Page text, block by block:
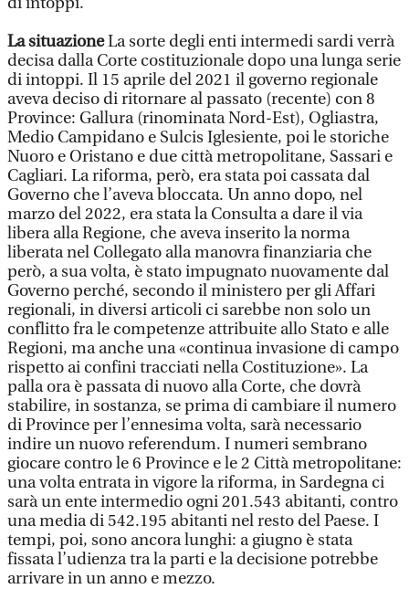
La situazioneLa sorte degli enti intermedi sardi verrà
decisa dalla Corte costituzionale dopo una lunga serie
di intoppi. Il 15 aprile del 2021 il governo regionale
aveva deciso di ritornare al passato (recente) con 8
Province: Gallura (rinominata Nord-Est), Ogliastra,
Medio Campidano e Sulcis Iglesiente, poi le storiche
Nuoro e Oristano e due città metropolitane, Sassari e
Cagliari. La riforma, però, era stata poi cassata dal
Governo che l’aveva bloccata. Un anno dopo, nel
marzo del 2022, era stata la Consulta a dare il via
libera alla Regione, che aveva inserito la norma
liberata nel Collegato alla manovra finanziaria che
però, a sua volta, è stato impugnato nuovamente dal
Governo perché, secondo il ministero per gli Affari
regionali, in diversi articoli ci sarebbe non solo un
conflitto fra le competenze attribuite allo Stato e alle
Regioni, ma anche una «continua invasione di campo
rispetto ai confini tracciati nella Costituzione». La
palla ora è passata di nuovo alla Corte, che dovrà
stabilire, in sostanza, se prima di cambiare il numero
di Province per l’ennesima volta, sarà necessario
indire un nuovo referendum. I numeri sembrano
giocare contro le 6 Province e le 2 Città metropolitane:
una volta entrata in vigore la riforma, in Sardegna ci
sarà un ente intermedio ogni 201.543 abitanti, contro
una media di 542.195 abitanti nel resto del Paese. I
tempi, poi, sono ancora lunghi: a giugno è stata
fissata l’udienza tra la parti e la decisione potrebbe
arrivare in un anno e mezzo.